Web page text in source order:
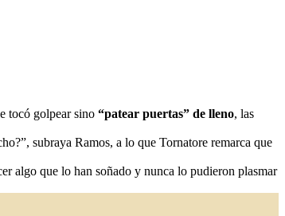
tocó golpear sino “patear puertas” de lleno, las
subraya Ramos, a lo que Tornatore remarca que
algo que lo han soñado y nunca lo pudieron plasmar